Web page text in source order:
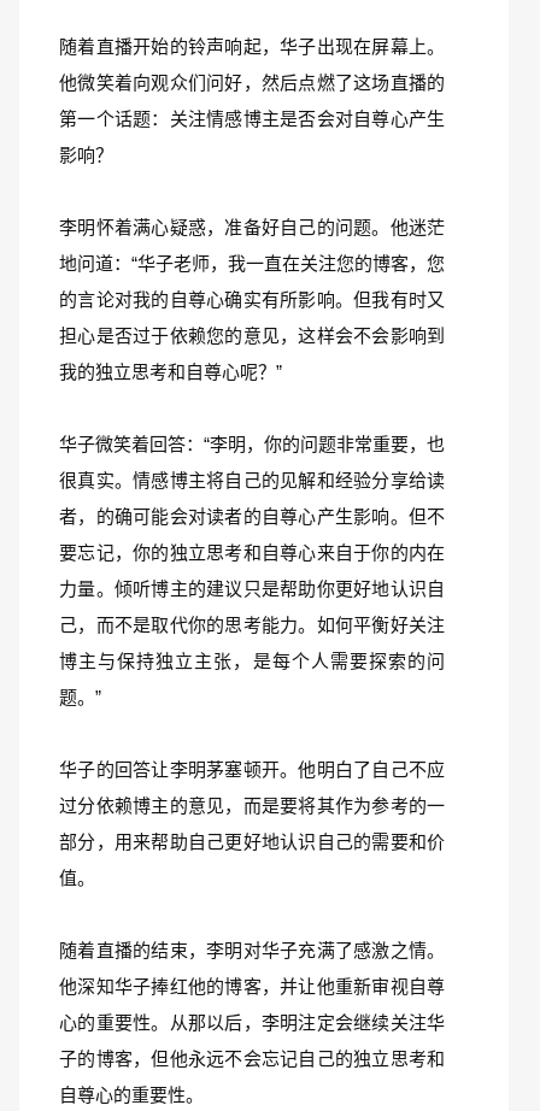
随着直播开始的铃声响起，华子出现在屏幕上。
他微笑着向观众们问好，然后点燃了这场直播的
第一个话题：关注情感博主是否会对自尊心产生
影响？
李明怀着满心疑惑，准备好自己的问题。他迷茫
地问道：“华子老师，我一直在关注您的博客，您
的言论对我的自尊心确实有所影响。但我有时又
担心是否过于依赖您的意见，这样会不会影响到
我的独立思考和自尊心呢？”
华子微笑着回答：“李明，你的问题非常重要，也
很真实。情感博主将自己的见解和经验分享给读
者，的确可能会对读者的自尊心产生影响。但不
要忘记，你的独立思考和自尊心来自于你的内在
力量。倾听博主的建议只是帮助你更好地认识自
己，而不是取代你的思考能力。如何平衡好关注
博主与保持独立主张，是每个人需要探索的问
题。”
华子的回答让李明茅塞顿开。他明白了自己不应
过分依赖博主的意见，而是要将其作为参考的一
部分，用来帮助自己更好地认识自己的需要和价
值。
随着直播的结束，李明对华子充满了感激之情。
他深知华子捧红他的博客，并让他重新审视自尊
心的重要性。从那以后，李明注定会继续关注华
子的博客，但他永远不会忘记自己的独立思考和
自尊心的重要性。